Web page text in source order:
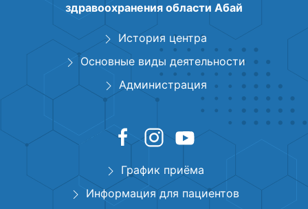
здравоохранения области Абай
История центра
Основные виды деятельности
Администрация
График приёма
Информация для пациентов